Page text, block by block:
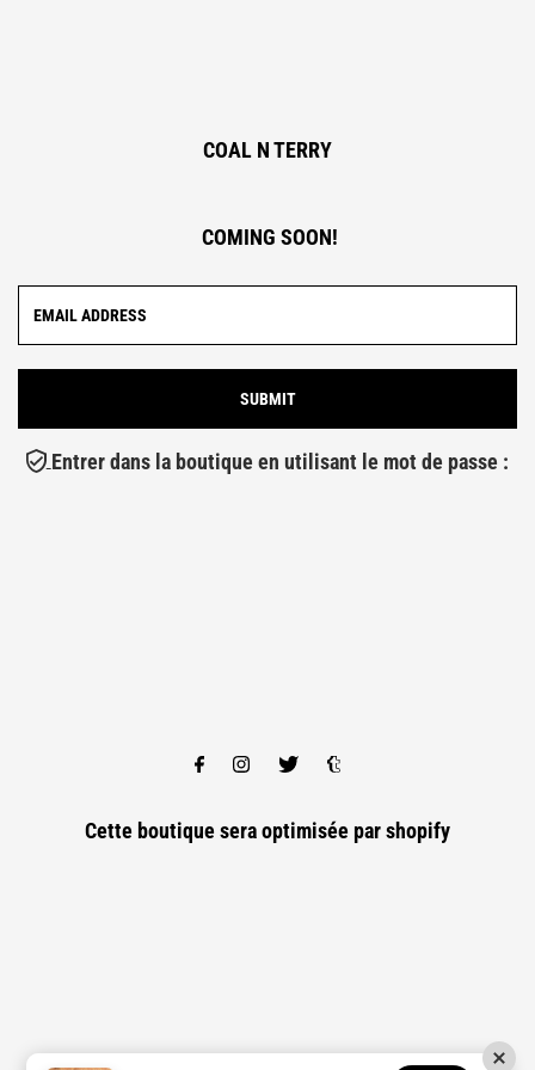
COAL N TERRY
COMING SOON!
Entrer dans la boutique en utilisant le mot de passe :
Cette boutique sera optimisée parshopify